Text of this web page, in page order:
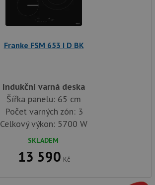
Franke FSM 653 I D BK
Indukční varná deska
Šířka panelu: 65 cm
Počet varných zón: 3
Celkový výkon: 5700 W
SKLADEM
13 590 Kč